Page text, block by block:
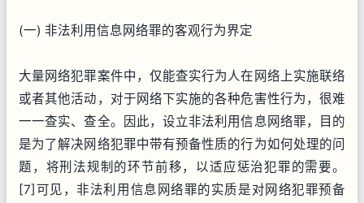
(一) 非法利用信息网络罪的客观行为界定
大量网络犯罪案件中，仅能查实行为人在网络上实施联络
或者其他活动，对于网络下实施的各种危害性行为，很难
一一查实、查全。因此，设立非法利用信息网络罪，目的
是为了解决网络犯罪中带有预备性质的行为如何处理的问
题，将刑法规制的环节前移，以适应惩治犯罪的需要。
[7]可见，非法利用信息网络罪的实质是对网络犯罪预备